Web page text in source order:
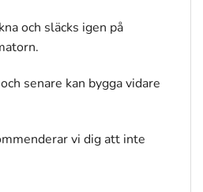
och släcks igen på
senare kan bygga vidare
vi dig att inte